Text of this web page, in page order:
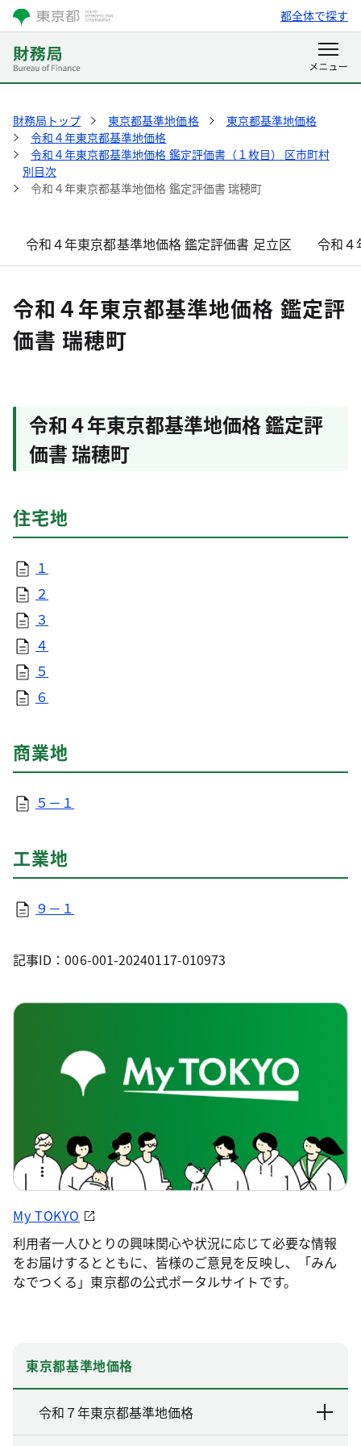
都全体で探す
財務局トップ 東京都基準地価格
東京都基準地価格
令和４年東京都基準地価格
令和４年東京都基準地価格 鑑定評価書（１枚目） 区市町村
別目次
令和４年東京都基準地価格 鑑定評価書 瑞穂町
令和４年東京都基準地価格 鑑定評価書 足立区 令和４
令和４年東京都基準地価格 鑑定評
価書 瑞穂町
令和４年東京都基準地価格 鑑定評
価書 瑞穂町
住宅地
１
２
３
４
５
６
商業地
５－１
工業地
９－１
記事ID：006-001-20240117-010973
My TOKYO
利用者一人ひとりの興味関心や状況に応じて必要な情報
をお届けするとともに、皆様のご意見を反映し、「みん
なでつくる」東京都の公式ポータルサイトです。
東京都基準地価格
令和７年東京都基準地価格